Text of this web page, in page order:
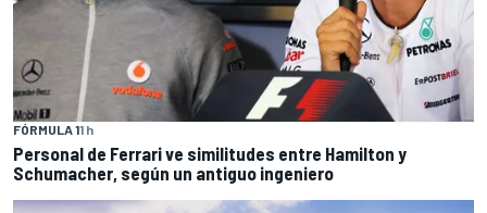
FÓRMULA 11 h
Personal de Ferrari ve similitudes entre Hamilton y
Schumacher, según un antiguo ingeniero